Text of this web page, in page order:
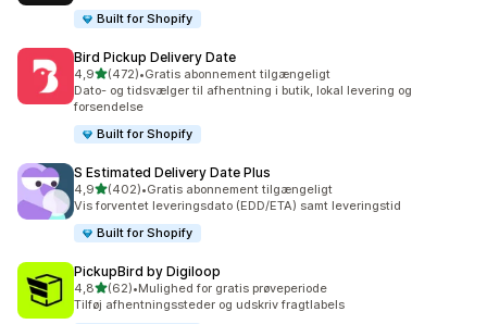
Built for Shopify
Bird Pickup Delivery Date
4,9ud af 5 stjerner
(472)
472 anmeldelser i alt
•Gratis abonnement tilgængeligt
Dato- og tidsvælger til afhentning i butik, lokal levering og
forsendelse
Built for Shopify
S Estimated Delivery Date Plus
4,9ud af 5 stjerner
(402)
402 anmeldelser i alt
•Gratis abonnement tilgængeligt
Vis forventet leveringsdato (EDD/ETA) samt leveringstid
Built for Shopify
PickupBird by Digiloop
4,8ud af 5 stjerner
(62)
62 anmeldelser i alt
•Mulighed for gratis prøveperiode
Tilføj afhentningssteder og udskriv fragtlabels